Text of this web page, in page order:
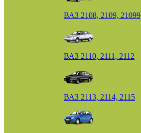
ВАЗ 2108, 2109, 21099
ВАЗ 2110, 2111, 2112
ВАЗ 2113, 2114, 2115